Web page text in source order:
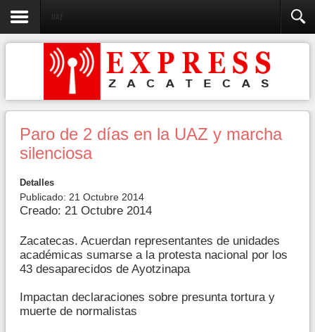
UAZ
Paro de 2 días en la UAZ y marcha
silenciosa
Detalles
Publicado: 21 Octubre 2014
Creado: 21 Octubre 2014
Zacatecas. Acuerdan representantes de unidades
académicas sumarse a la protesta nacional por los
43 desaparecidos de Ayotzinapa
Impactan declaraciones sobre presunta tortura y
muerte de normalistas